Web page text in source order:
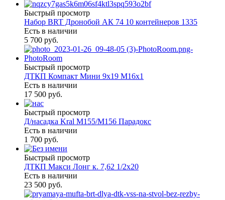
Быстрый просмотр
Набор BRT Дронобой АК 74 10 контейнеров 1335
Есть в наличии
5 700 руб.
Быстрый просмотр
ДТКП Компакт Мини 9х19 М16х1
Есть в наличии
17 500 руб.
Быстрый просмотр
Д/насадка Kral М155/M156 Парадокс
Есть в наличии
1 700 руб.
Быстрый просмотр
ДТКП Макси Лонг к. 7,62 1/2х20
Есть в наличии
23 500 руб.